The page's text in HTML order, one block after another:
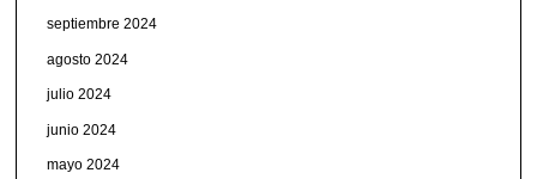
septiembre 2024
agosto 2024
julio 2024
junio 2024
mayo 2024